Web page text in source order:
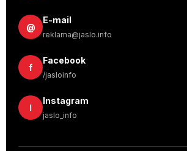
@
E-mail
reklama@jaslo.info
f
Facebook
/jasloinfo
I
Instagram
jaslo_info